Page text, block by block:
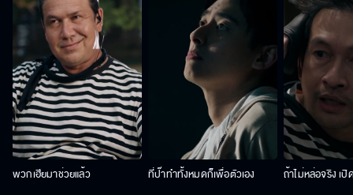
พวกเฮียมาช่วยแล้ว ที่ป๊าทำทั้งหมดก็เพื่อตัวเอง ถ้าไม่หล่อจริง เปิ